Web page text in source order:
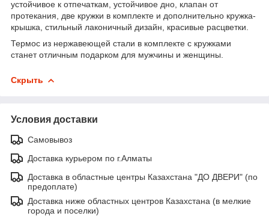
устойчивое к отпечаткам, устойчивое дно, клапан от
протекания, две кружки в комплекте и дополнительно кружка-
крышка, стильный лаконичный дизайн, красивые расцветки.
Термос из нержавеющей стали в комплекте с кружками
станет отличным подарком для мужчины и женщины.
Скрыть
Условия доставки
Самовывоз
Доставка курьером по г.Алматы
Доставка в областные центры Казахстана "ДО ДВЕРИ" (по
предоплате)
Доставка ниже областных центров Казахстана (в мелкие
города и поселки)